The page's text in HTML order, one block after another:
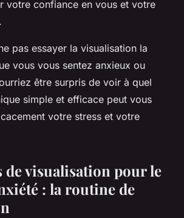
votre confiance en vous et votre
pas essayer la visualisation la
vous vous sentez anxieux ou
être surpris de voir à quel
simple et efficace peut vous
votre stress et votre
de visualisation pour le
: la routine de